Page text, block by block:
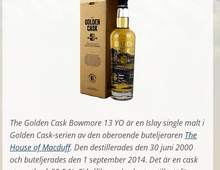
The Golden Cask Bowmore 13 YO är en Islay single malt i
Golden Cask-serien av den oberoende buteljeraren The
House of Macduff. Den destillerades den 30 juni 2000
och buteljerades den 1 september 2014. Det är en cask